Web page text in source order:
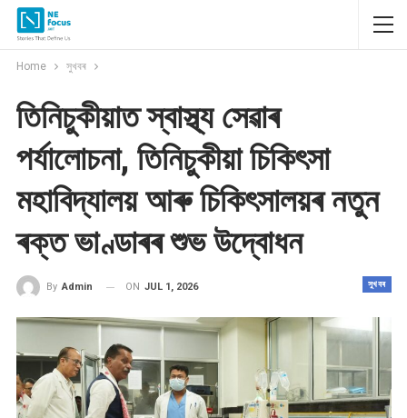
Home সুখবৰ
তিনিচুকীয়াত স্বাস্থ্য সেৱাৰ
পৰ্যালোচনা, তিনিচুকীয়া চিকিৎসা
মহাবিদ্যালয় আৰু চিকিৎসালয়ৰ নতুন
ৰক্ত ভাণ্ডাৰৰ শুভ উদ্বোধন
সুখবৰ
By Admin ON JUL 1, 2026